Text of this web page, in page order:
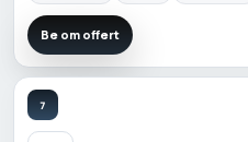
Be om offert
7